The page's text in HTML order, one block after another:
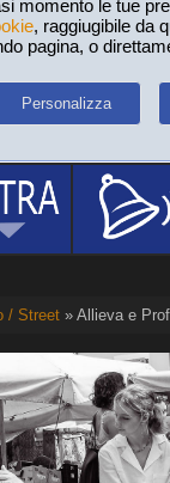
momento le tue
, raggiugibile da
pagina, o
Personalizza
/ Street» Allieva e